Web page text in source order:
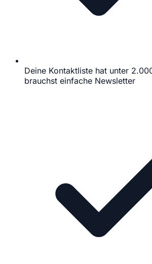
Deine Kontaktliste hat unter
brauchst einfache Newsletter